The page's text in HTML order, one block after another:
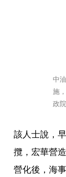
中
施
政
該人士說，
攬，宏華營
營化後，海